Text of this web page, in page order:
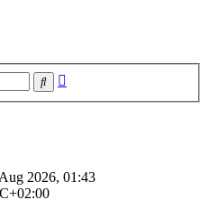
Suche
2026, 01:43